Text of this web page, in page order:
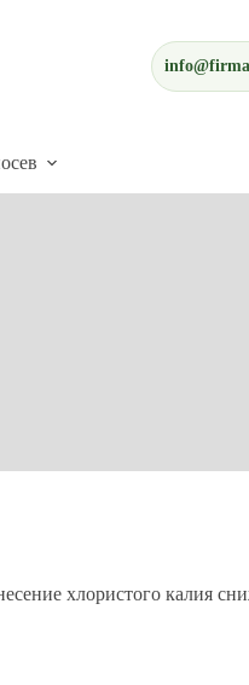
хлористого калия